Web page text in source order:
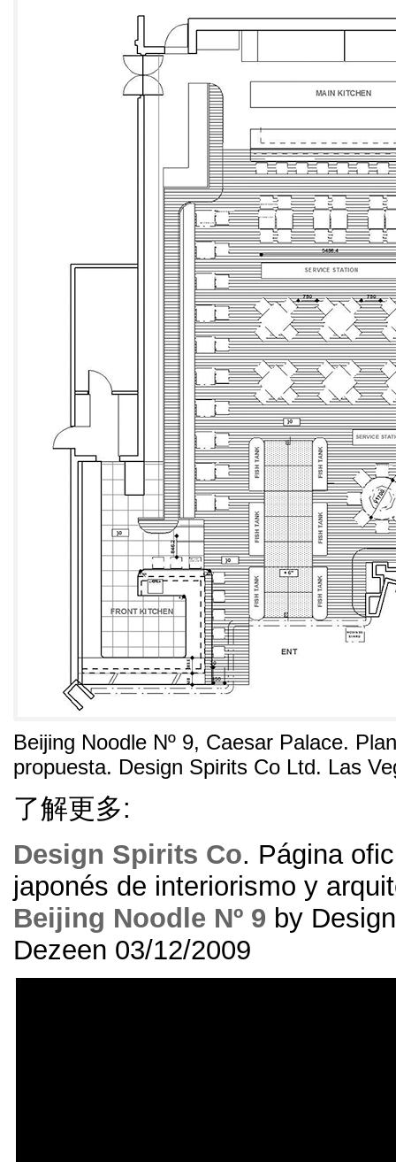
Beijing Noodle Nº 9, Caesar Palace.
propuesta. Design Spirits Co Ltd. Las
了解更多:
Design Spirits Co. Página
japonés de interiorismo y
Beijing Noodle Nº 9 by
Dezeen 03/12/2009